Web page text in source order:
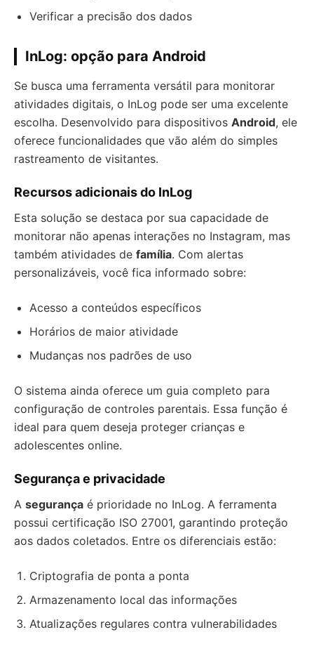
Verificar a precisão dos dados
InLog: opção para Android
Se busca uma ferramenta versátil para monitorar
atividades digitais, o InLog pode ser uma excelente
escolha. Desenvolvido para dispositivos Android, ele
oferece funcionalidades que vão além do simples
rastreamento de visitantes.
Recursos adicionais do InLog
Esta solução se destaca por sua capacidade de
monitorar não apenas interações no Instagram, mas
também atividades de família. Com alertas
personalizáveis, você fica informado sobre:
Acesso a conteúdos específicos
Horários de maior atividade
Mudanças nos padrões de uso
O sistema ainda oferece um guia completo para
configuração de controles parentais. Essa função é
ideal para quem deseja proteger crianças e
adolescentes online.
Segurança e privacidade
A segurança é prioridade no InLog. A ferramenta
possui certificação ISO 27001, garantindo proteção
aos dados coletados. Entre os diferenciais estão:
Criptografia de ponta a ponta
Armazenamento local das informações
Atualizações regulares contra vulnerabilidades